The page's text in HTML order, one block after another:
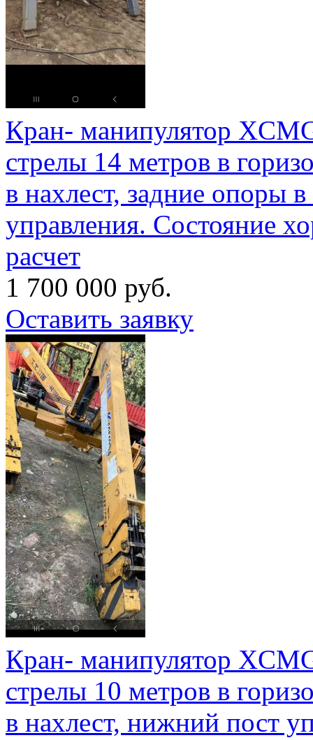
Кран- манипулятор
стрелы 14 метров в
в нахлест, задние опоры
управления. Состояние
расчет
1 700 000 руб.
Оставить заявку
Кран- манипулятор
стрелы 10 метров в
в нахлест, нижний пост